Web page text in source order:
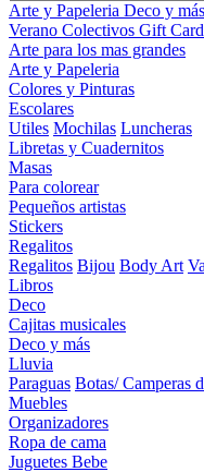
Arte y Papeleria Deco y más
Verano Colectivos Gift
Arte para los mas grandes
Arte y Papeleria
Colores y Pinturas
Escolares
Utiles Mochilas Luncheras
Libretas y Cuadernitos
Masas
Para colorear
Pequeños artistas
Stickers
Regalitos
Regalitos Bijou Body Art
Libros
Deco
Cajitas musicales
Deco y más
Lluvia
Paraguas Botas/ Camperas
Muebles
Organizadores
Ropa de cama
Juguetes Bebe